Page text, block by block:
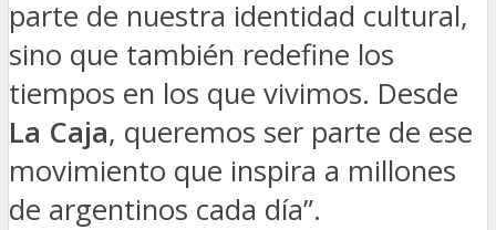
parte de nuestra identidad cultural,
sino que también redefine los
tiempos en los que vivimos. Desde
La Caja, queremos ser parte de ese
movimiento que inspira a millones
de argentinos cada día”.